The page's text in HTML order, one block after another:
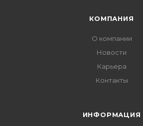
КОМПАНИЯ
О компании
Новости
Карьера
Контакты
ИНФОРМАЦИЯ